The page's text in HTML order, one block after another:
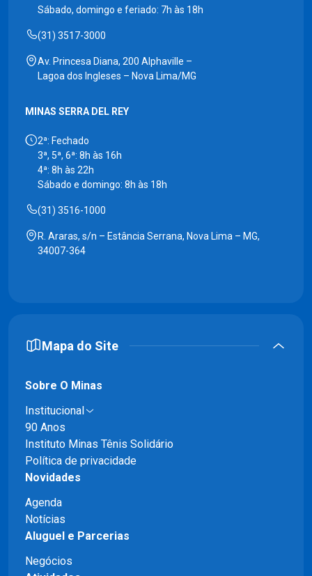
Sábado, domingo e feriado: 7h às 18h
(31) 3517-3000
Av. Princesa Diana, 200 Alphaville –
Lagoa dos Ingleses – Nova Lima/MG
MINAS SERRA DEL REY
2ª: Fechado
3ª, 5ª, 6ª: 8h às 16h
4ª: 8h às 22h
Sábado e domingo: 8h às 18h
(31) 3516-1000
R. Araras, s/n – Estância Serrana, Nova Lima – MG,
34007-364
Mapa do Site
Sobre O Minas
Institucional
90 Anos
Instituto Minas Tênis Solidário
Política de privacidade
Novidades
Agenda
Notícias
Aluguel e Parcerias
Negócios